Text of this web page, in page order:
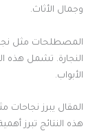
وجمال الأثاث.
المصطلحات مثل
النجارة. تشمل هذه
الأبواب.
هذه النتائج تبرز